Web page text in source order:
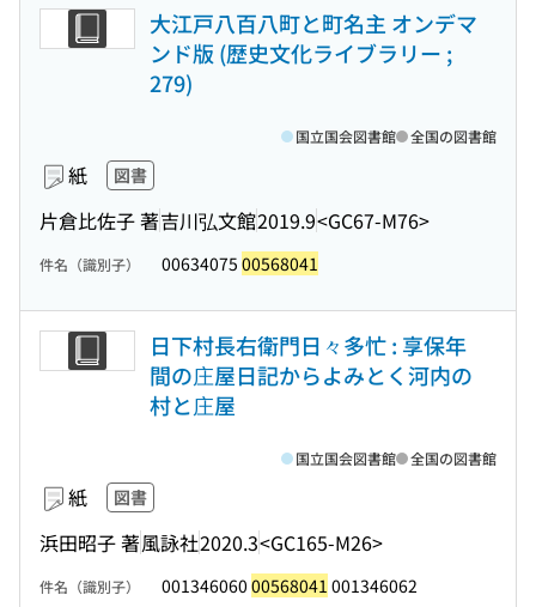
大江戸八百八町と町名主 オンデマ
ンド版 (歴史文化ライブラリー ;
279)
紙 図書
片倉比佐子 著吉川弘文館2019.9<GC67-M76>
国立国会図書館 全国の図書館
件名（識別子） 00634075 00568041
日下村長右衛門日々多忙 : 享保年
間の庄屋日記からよみとく河内の
村と庄屋
紙 図書
浜田昭子 著風詠社2020.3<GC165-M26>
国立国会図書館 全国の図書館
件名（識別子） 001346060 00568041 001346062